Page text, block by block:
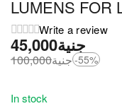
LUMENS FOR
Write a review
جنية45,000
جنية100,000 -55%
In stock